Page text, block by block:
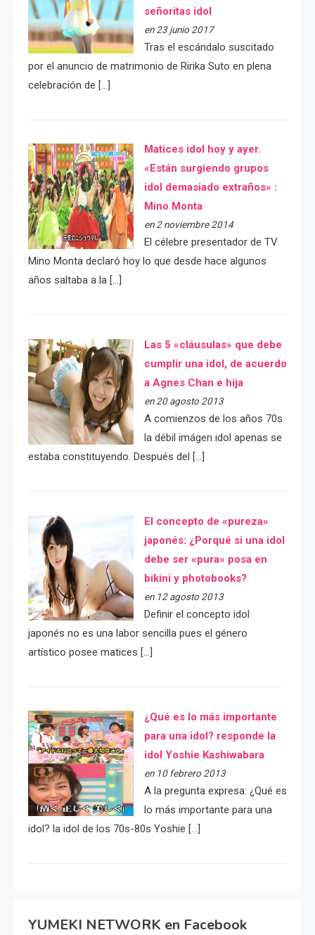
señoritas idol
en 23 junio 2017
Tras el escándalo suscitado
por el anuncio de matrimonio de Ririka Suto en plena
celebración de […]
Matices idol hoy y ayer.
«Están surgiendo grupos
idol demasiado extraños» :
Mino Monta
en 2 noviembre 2014
El célebre presentador de TV
Mino Monta declaró hoy lo que desde hace algunos
años saltaba a la […]
Las 5 «cláusulas» que debe
cumplir una idol, de acuerdo
a Agnes Chan e hija
en 20 agosto 2013
A comienzos de los años 70s
la débil imágen idol apenas se
estaba constituyendo. Después del […]
El concepto de «pureza»
japonés: ¿Porqué si una idol
debe ser «pura» posa en
bikini y photobooks?
en 12 agosto 2013
Definir el concepto idol
japonés no es una labor sencilla pues el género
artístico posee matices […]
¿Qué es lo más importante
para una idol? responde la
idol Yoshie Kashiwabara
en 10 febrero 2013
A la pregunta expresa: ¿Qué es
lo más importante para una
idol? la idol de los 70s-80s Yoshie […]
YUMEKI NETWORK en Facebook